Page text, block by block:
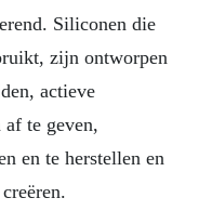
Siliconen die
zijn ontworpen
actieve
af ​​te geven,
en te herstellen en